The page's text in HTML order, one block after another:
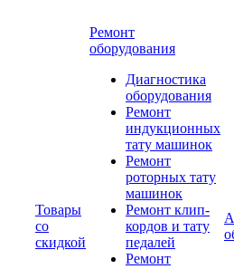
Товары
со
скидкой
Ремонт
оборудования
Диагностика
оборудования
Ремонт
индукционных
тату машинок
Ремонт
роторных тату
машинок
Ремонт клип-
кордов и тату
педалей
Ремонт